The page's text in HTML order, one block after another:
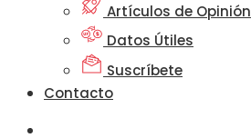
Artículos de Opinión
Datos Útiles
Suscríbete
Contacto